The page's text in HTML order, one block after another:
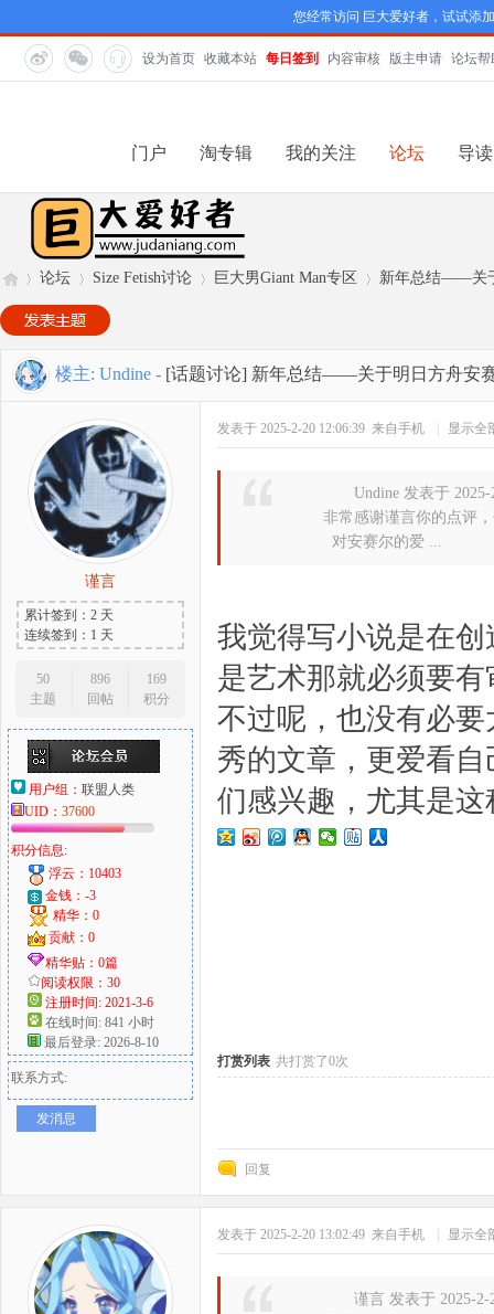
您经常访问 巨大爱好者，试试添
设为首页 收藏本站 每日签到 内容审核 版主申请 论坛帮
门户 淘专辑 我的关注 论坛 导读
巨
爱
好
»
论坛
›
Size Fetish讨论
›
巨大男Giant Man专区
›
新年总结——关
楼主: Undine - [话题讨论] 新年总结——关于明日方舟安
谨言
累计签到：2 天
连续签到：1 天
50
主题
896
回帖
169
积分
用户组： 联盟人类
UID： 37600
积分信息:
浮云：10403
金钱：-3
精华：0
贡献：0
精华贴：0篇
阅读权限：30
注册时间: 2021-3-6
在线时间: 841 小时
最后登录: 2026-8-10
联系方式:
发消息
发表于 2025-2-20 12:06:39 来自手机 显示全
Undine 发表于 2025-
非常感谢谨言你的点评
对安赛尔的爱 ...
我觉得写小说是在
是艺术那就必须要
不过呢，也没有必
秀的文章，更爱看
们感兴趣，尤其是
打赏列表 共打赏了0次
回复
发表于 2025-2-20 13:02:49 来自手机 显示全
谨言 发表于 2025-2-